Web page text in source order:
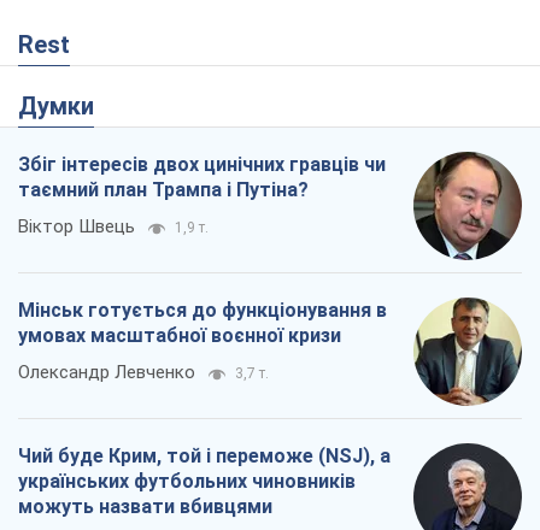
Rest
Думки
Збіг інтересів двох цинічних гравців чи
таємний план Трампа і Путіна?
Віктор Швець 1,9 т.
Мінськ готується до функціонування в
умовах масштабної воєнної кризи
Олександр Левченко 3,7 т.
Чий буде Крим, той і переможе (NSJ), а
українських футбольних чиновників
можуть назвати вбивцями